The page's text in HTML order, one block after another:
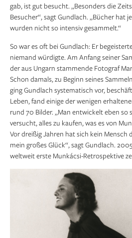
gab, ist gut besucht. „Besonders die
Besucher“, sagt Gundlach. „Bücher hat
wurden nicht so intensiv gesammelt.“
So war es oft bei Gundlach: Er
niemand würdigte. Am Anfang seiner
der aus Ungarn stammende Fotograf
Schon damals, zu Beginn seines
ging Gundlach systematisch vor,
Leben, fand einige der wenigen
rund 70 Bilder. „Man entwickelt eben so
versucht, alles zu kaufen, was es von
Vor dreißig Jahren hat sich kein Mensch
mein großes Glück“, sagt Gundlach.
weltweit erste Munkácsi-Retrospektive